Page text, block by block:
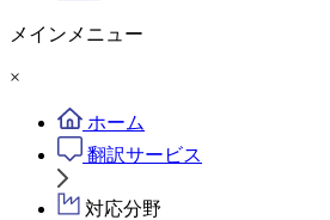
メインメニュー
×
ホーム
翻訳サービス
対応分野